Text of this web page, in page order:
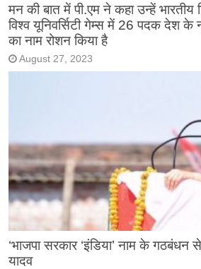
मन की बात में पी.एम ने कहा उन्हें भारतीय
विश्व यूनिवर्सिटी गेम्स में 26 पदक देश
का नाम रोशन किया है
August 27, 2023
‘भाजपा सरकार ‘इंडिया’ नाम के गठबंधन
यादव